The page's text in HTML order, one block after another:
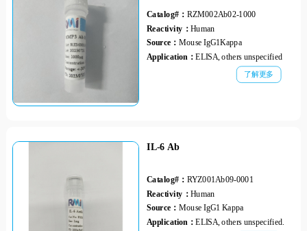
Catalog#：RZM002Ab02-1000
Reactivity：Human
Source：Mouse IgG1Kappa
Application：ELISA, others unspecified
了解更多
IL-6 Ab
Catalog#：RYZ001Ab09-0001
Reactivity：Human
Source：Mouse IgG1 Kappa
Application：ELISA, others unspecified.